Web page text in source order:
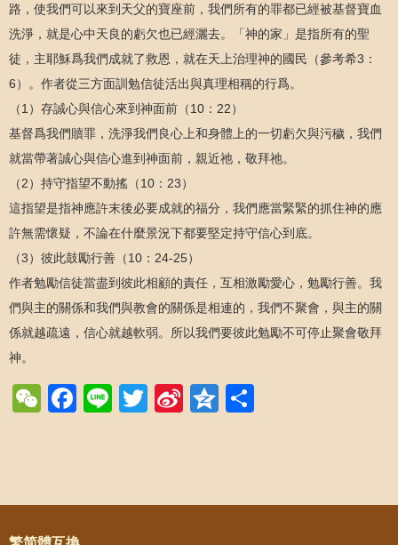
路，使我們可以來到天父的寶座前，我們所有的罪都已經被基督寶血
洗淨，就是心中天良的虧欠也已經灑去。「神的家」是指所有的聖
徒，主耶穌爲我們成就了救恩，就在天上治理神的國民（參考希3：
6）。作者從三方面訓勉信徒活出與真理相稱的行爲。
（1）存誠心與信心來到神面前（10：22）
基督爲我們贖罪，洗淨我們良心上和身體上的一切虧欠與污穢，我們
就當帶著誠心與信心進到神面前，親近祂，敬拜祂。
（2）持守指望不動搖（10：23）
這指望是指神應許末後必要成就的福分，我們應當緊緊的抓住神的應
許無需懷疑，不論在什麼景況下都要堅定持守信心到底。
（3）彼此鼓勵行善（10：24-25）
作者勉勵信徒當盡到彼此相顧的責任，互相激勵愛心，勉勵行善。我
們與主的關係和我們與教會的關係是相連的，我們不聚會，與主的關
係就越疏遠，信心就越軟弱。所以我們要彼此勉勵不可停止聚會敬拜
神。
WeChat
Facebook
LineTwitter
SinaQzone
Post navigation